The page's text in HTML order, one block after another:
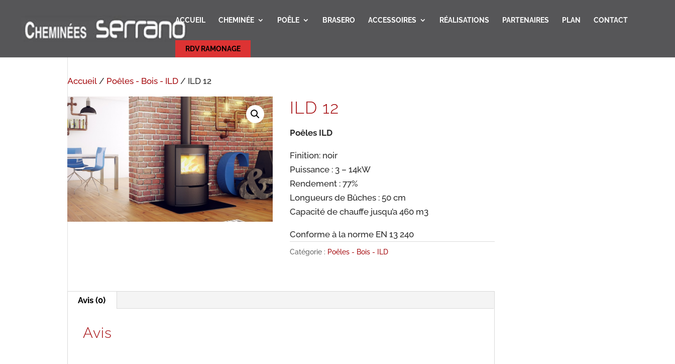
ACCUEIL CHEMINÉE POÊLE BRASERO ACCESSOIRES RÉALISATIONS PARTENAIRES PLAN CONTACT
RDV RAMONAGE
Accueil / Poêles - Bois - ILD / ILD 12
ILD 12
Poêles ILD
Finition: noir
Puissance : 3 – 14kW
Rendement : 77%
Longueurs de Bûches : 50 cm
Capacité de chauffe jusqu’a 460 m3
Conforme à la norme EN 13 240
Catégorie : Poêles - Bois - ILD
Avis (0)
Avis